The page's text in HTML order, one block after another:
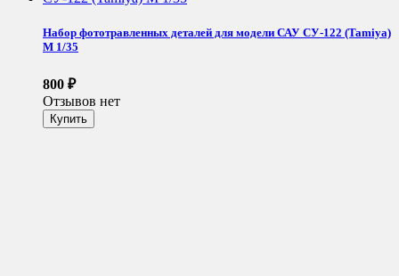
Набор фототравленных деталей для модели САУ СУ-122 (Tamiya)
М 1/35
800 ₽
Отзывов нет